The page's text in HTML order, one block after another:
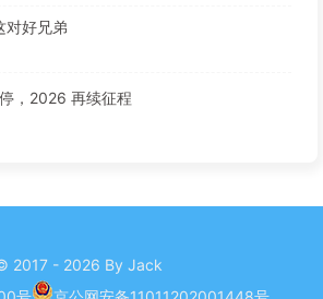
对好兄弟
，2026 再续征程
2017 - 2026 By Jack